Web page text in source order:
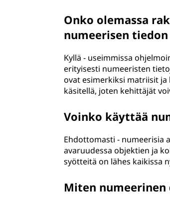
Onko olemassa
numeerisen
Kyllä - useimmissa
erityisesti numeeristen
ovat esimerkiksi matriisit
käsitellä, joten kehittäjät
Voinko käyttää
Ehdottomasti - numeerisia
avaruudessa objektien ja
syötteitä on lähes kaikissa
Miten